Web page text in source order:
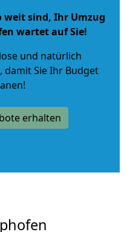
weit sind, Ihr Umzug
wartet auf Sie!
und natürlich
, damit Sie Ihr Budget
erhalten